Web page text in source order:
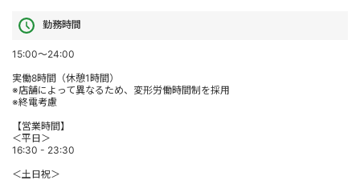
勤務時間
15:00～24:00
実働8時間（休憩1時間）
※店舗によって異なるため、変形労働時間制を採用
※終電考慮
【営業時間】
＜平日＞
16:30 - 23:30
＜土日祝＞